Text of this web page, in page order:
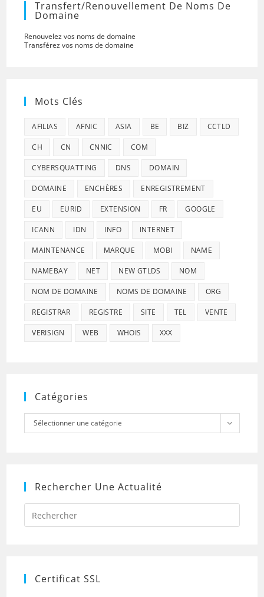
Transfert/renouvellement De Noms De
Domaine
Renouvelez vos noms de domaine
Transférez vos noms de domaine
Mots Clés
AFILIAS AFNIC ASIA BE BIZ CCTLD
CH CN CNNIC COM
CYBERSQUATTING DNS DOMAIN
DOMAINE ENCHÈRES ENREGISTREMENT
EU EURID EXTENSION FR GOOGLE
ICANN IDN INFO INTERNET
MAINTENANCE MARQUE MOBI NAME
NAMEBAY NET NEW GTLDS NOM
NOM DE DOMAINE NOMS DE DOMAINE ORG
REGISTRAR REGISTRE SITE TEL VENTE
VERISIGN WEB WHOIS XXX
Catégories
Catégories
Sélectionner une catégorie
Rechercher Une Actualité
Press
to
Certificat SSL